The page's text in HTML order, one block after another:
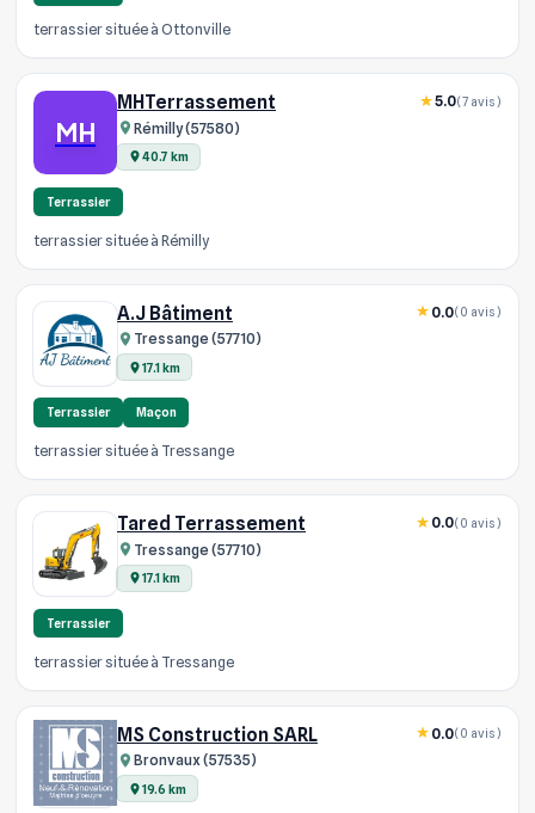
terrassier située à Ottonville
MH
MHTerrassement
Rémilly (57580)
40.7 km
5.0(7 avis)
Terrassier
terrassier située à Rémilly
A.J Bâtiment
Tressange (57710)
17.1 km
0.0(0 avis)
Terrassier Maçon
terrassier située à Tressange
Tared Terrassement
Tressange (57710)
17.1 km
0.0(0 avis)
Terrassier
terrassier située à Tressange
MS Construction SARL
Bronvaux (57535)
19.6 km
0.0(0 avis)